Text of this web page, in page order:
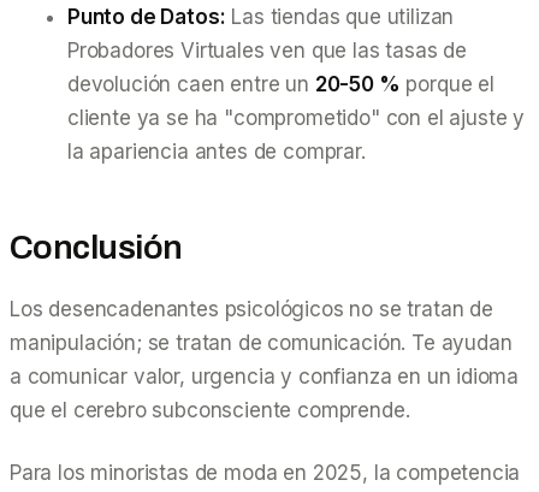
Punto de Datos: Las tiendas que utilizan
Probadores Virtuales ven que las tasas de
devolución caen entre un 20-50 % porque el
cliente ya se ha "comprometido" con el ajuste y
la apariencia antes de comprar.
Conclusión
Los desencadenantes psicológicos no se tratan de
manipulación; se tratan de comunicación. Te ayudan
a comunicar valor, urgencia y confianza en un idioma
que el cerebro subconsciente comprende.
Para los minoristas de moda en 2025, la competencia